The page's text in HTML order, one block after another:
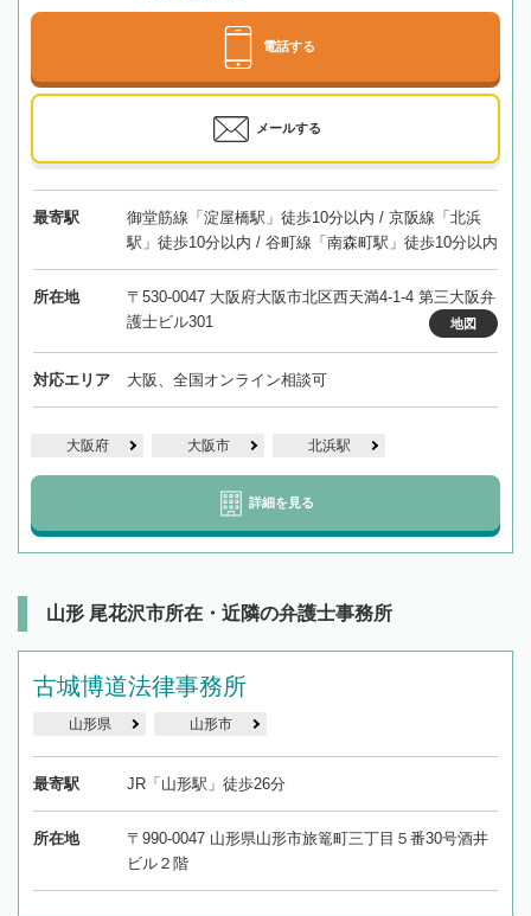
電話する
メールする
最寄駅
御堂筋線「淀屋橋駅」徒歩10分以内 / 京阪線「北浜
駅」徒歩10分以内 / 谷町線「南森町駅」徒歩10分以内
所在地
〒530-0047 大阪府大阪市北区西天満4-1-4 第三大阪弁
護士ビル301
地図
対応エリア 大阪、全国オンライン相談可
大阪府 大阪市 北浜駅
詳細を見る
山形 尾花沢市所在・近隣の弁護士事務所
古城博道法律事務所
山形県 山形市
最寄駅 JR「山形駅」徒歩26分
所在地
〒990-0047 山形県山形市旅篭町三丁目５番30号酒井
ビル２階